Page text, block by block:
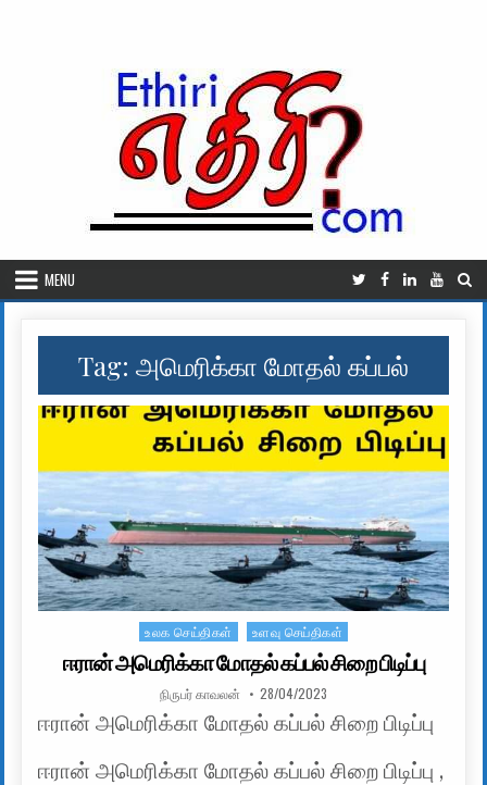
MENU
Tag: அமெரிக்கா மோதல் கப்பல்
Posted in
உலக செய்திகள் உளவு செய்திகள்
ஈரான் அமெரிக்கா மோதல் கப்பல் சிறை பிடிப்பு
AUTHOR:
நிருபர் காவலன் PUBLISHED DATE:
28/04/2023
ஈரான் அமெரிக்கா மோதல் கப்பல் சிறை பிடிப்பு
ஈரான் அமெரிக்கா மோதல் கப்பல் சிறை பிடிப்பு ,